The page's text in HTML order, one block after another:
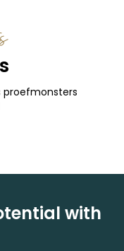
proefmonsters
with